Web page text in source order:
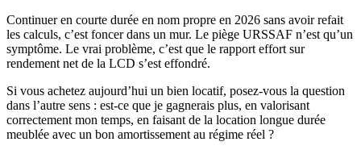
Continuer en courte durée en nom propre en 2026 sans avoir refait
les calculs, c’est foncer dans un mur. Le piège URSSAF n’est qu’un
symptôme. Le vrai problème, c’est que le rapport effort sur
rendement net de la LCD s’est effondré.
Si vous achetez aujourd’hui un bien locatif, posez-vous la question
dans l’autre sens : est-ce que je gagnerais plus, en valorisant
correctement mon temps, en faisant de la location longue durée
meublée avec un bon amortissement au régime réel ?